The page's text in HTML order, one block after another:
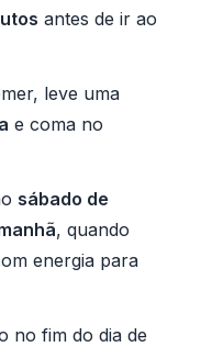
antes de ir ao
leve uma
e coma no
sábado de
, quando
energia para
no fim do dia de